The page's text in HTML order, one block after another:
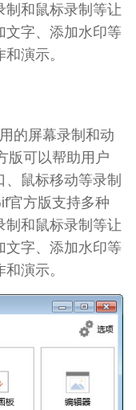
制和鼠标录制等让
文字、添加水印等
演示。
的屏幕录制和动
版可以帮助用户
鼠标移动等录制
官方版支持多种
制和鼠标录制等让
文字、添加水印等
演示。